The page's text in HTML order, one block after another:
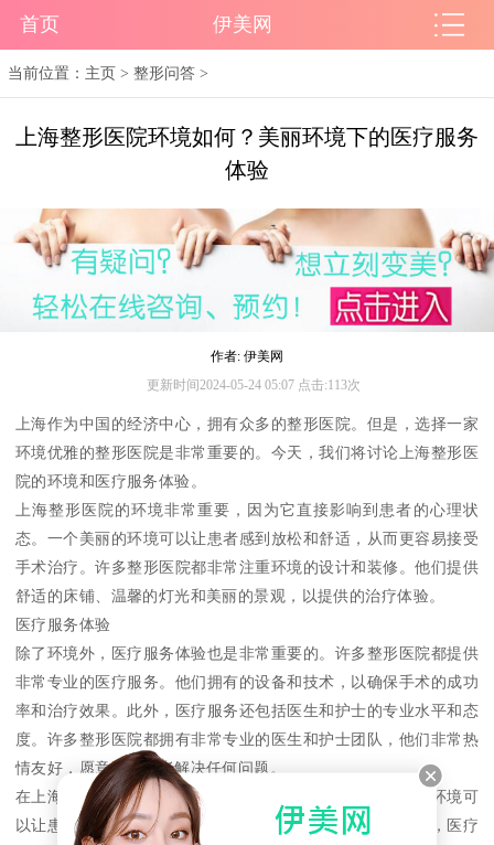
首页 伊美网
当前位置： 主页 >整形问答 >
上海整形医院环境如何？美丽环境下的医疗服务
体验
作者: 伊美网
更新时间2024-05-24 05:07 点击:113次
上海作为中国的经济中心，拥有众多的整形医院。但是，选择一家
环境优雅的整形医院是非常重要的。今天，我们将讨论上海整形医
院的环境和医疗服务体验。
上海整形医院的环境非常重要，因为它直接影响到患者的心理状
态。一个美丽的环境可以让患者感到放松和舒适，从而更容易接受
手术治疗。许多整形医院都非常注重环境的设计和装修。他们提供
舒适的床铺、温馨的灯光和美丽的景观，以提供的治疗体验。
医疗服务体验
除了环境外，医疗服务体验也是非常重要的。许多整形医院都提供
非常专业的医疗服务。他们拥有的设备和技术，以确保手术的成功
率和治疗效果。此外，医疗服务还包括医生和护士的专业水平和态
度。许多整形医院都拥有非常专业的医生和护士团队，他们非常热
情友好，愿意帮助患者解决任何问题。
在上海选择一家环境优雅的整形医院非常重要。一个美丽的环境可
以让患者感到放松和舒适，从而更容易接受手术治疗。此外，医疗